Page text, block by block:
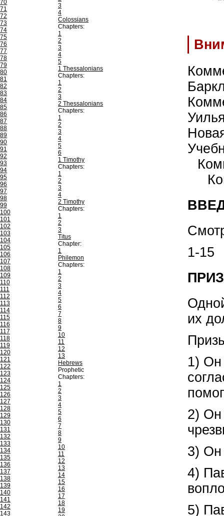
70
71
72
73
74
75
76
77
78
79
80
81
82
83
84
85
86
87
88
89
90
91
92
93
94
95
96
97
98
99
100
101
102
103
104
105
106
107
108
109
110
111
112
113
114
115
116
117
118
119
120
121
122
123
124
125
126
127
128
129
130
131
132
133
134
135
136
137
138
139
140
141
142
143
3
4
Colossians
Chapters:
1
2
3
4
5
1 Thessalonians
Chapters:
1
2
3
2 Thessalonians
Chapters:
1
2
3
4
5
6
1 Timothy
Chapters:
1
2
3
4
2 Timothy
Chapters:
1
2
3
Titus
Chapter:
1
Philemon
Chapters:
1
2
3
4
5
6
7
8
9
10
11
12
13
Hebrews
Prophetic
Chapters:
1
2
3
4
5
6
7
8
9
10
11
12
13
14
15
16
17
18
19
1-15
их
1) Он
2) Он
3) Он
4)
5)